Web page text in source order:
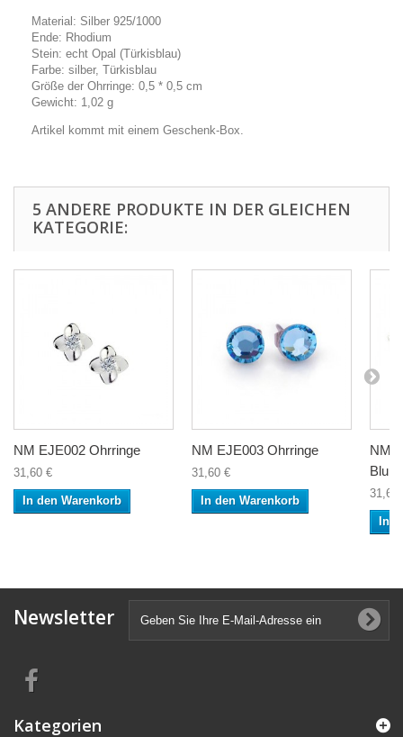
Material: Silber 925/1000
Ende: Rhodium
Stein: echt Opal (Türkisblau)
Farbe: silber, Türkisblau
Größe der Ohrringe: 0,5 * 0,5 cm
Gewicht: 1,02 g
Artikel kommt mit einem Geschenk-Box.
5 ANDERE PRODUKTE IN DER GLEICHEN
KATEGORIE:
NM EJE002 Ohrringe
31,60 €
In den Warenkorb
NM EJE003 Ohrringe
31,60 €
In den Warenkorb
NM
31,60
In
Newsletter
Kategorien